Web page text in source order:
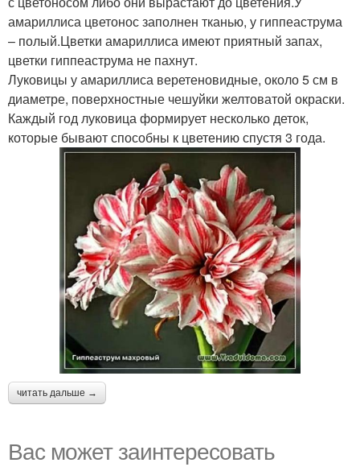
амариллиса цветонос заполнен тканью, у гиппеаструма
– полый.Цветки амариллиса имеют приятный запах,
цветки гиппеаструма не пахнут.
Луковицы у амариллиса веретеновидные, около 5 см в
диаметре, поверхностные чешуйки желтоватой окраски.
Каждый год луковица формирует несколько деток,
которые бывают способны к цветению спустя 3 года.
читать дальше →
Вас может заинтересовать